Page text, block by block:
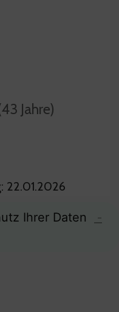
Jahre)
22.01.2026
Ihrer Daten
-